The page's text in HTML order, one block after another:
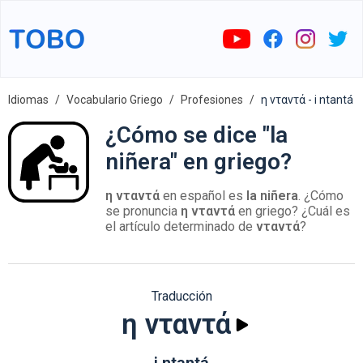
Idiomas Vocabulario Griego Profesiones η νταντά - i ntantá
¿Cómo se dice "la
niñera" en griego?
η νταντά en español es la niñera. ¿Cómo
se pronuncia η νταντά en griego? ¿Cuál es
el artículo determinado de νταντά?
Traducción
η νταντά